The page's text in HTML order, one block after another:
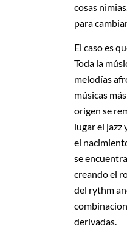
cosas
para
El caso es
Toda la
melodías
músicas
origen se
lugar el jazz
el
se
creando el
del rythm
derivadas.